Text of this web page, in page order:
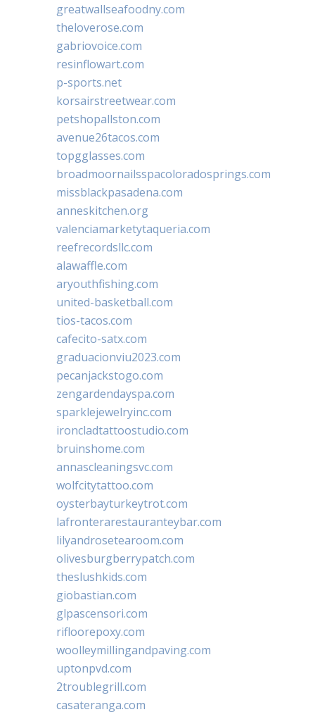
greatwallseafoodny.com
theloverose.com
gabriovoice.com
resinflowart.com
p-sports.net
korsairstreetwear.com
petshopallston.com
avenue26tacos.com
topgglasses.com
broadmoornailsspacoloradosprings.com
missblackpasadena.com
anneskitchen.org
valenciamarketytaqueria.com
reefrecordsllc.com
alawaffle.com
aryouthfishing.com
united-basketball.com
tios-tacos.com
cafecito-satx.com
graduacionviu2023.com
pecanjackstogo.com
zengardendayspa.com
sparklejewelryinc.com
ironcladtattoostudio.com
bruinshome.com
annascleaningsvc.com
wolfcitytattoo.com
oysterbayturkeytrot.com
lafronterarestauranteybar.com
lilyandrosetearoom.com
olivesburgberrypatch.com
theslushkids.com
giobastian.com
glpascensori.com
rifloorepoxy.com
woolleymillingandpaving.com
uptonpvd.com
2troublegrill.com
casateranga.com